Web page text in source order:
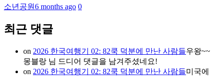
소년공원6 months ago 0
최근 댓글
on 2026 한국여행기 02: 82쿡 덕분에 만난 사람들우왕~~
몽블랑 님 드디어 댓글을 남겨주셨네요!
on 2026 한국여행기 02: 82쿡 덕분에 만난 사람들미국에